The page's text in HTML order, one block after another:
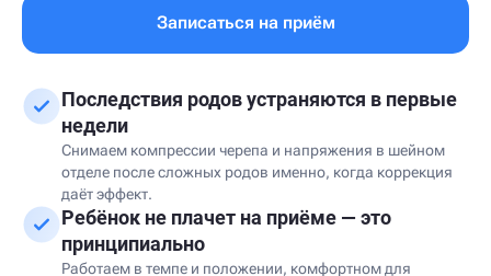
Записаться на приём
Последствия родов устраняются в первые
недели
Снимаем компрессии черепа и напряжения в шейном
отделе после сложных родов именно, когда коррекция
даёт эффект.
Ребёнок не плачет на приёме — это
принципиально
Работаем в темпе и положении, комфортном для